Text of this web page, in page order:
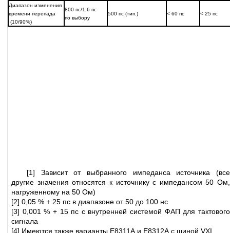
Диапазон изменения
времени перепада
(10/90%)
800 пс/1,6 пс
по выбору
500 пс (тип.) < 60 пс < 25 пс
[1] Зависит от выбранного импеданса источника (все
другие значения относятся к источнику с импедансом 50 Ом,
нагруженному на 50 Ом)
[2] 0,05 % + 25 пс в диапазоне от 50 до 100 нс
[3] 0,001 % + 15 пс с внутренней системой ФАП для тактового
сигнала
[4] Имеются также варианты Е8311А и Е8312А с шиной VXI